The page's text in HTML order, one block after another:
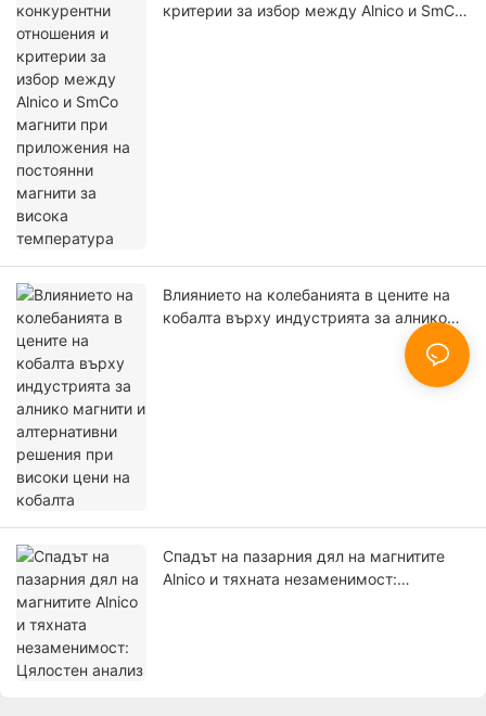
критерии за избор между Alnico и SmCo
Влиянието на колебанията в цените на
кобалта върху индустрията за алнико
магнити и алтернативни решения при
Спадът на пазарния дял на магнитите
Alnico и тяхната незаменимост: